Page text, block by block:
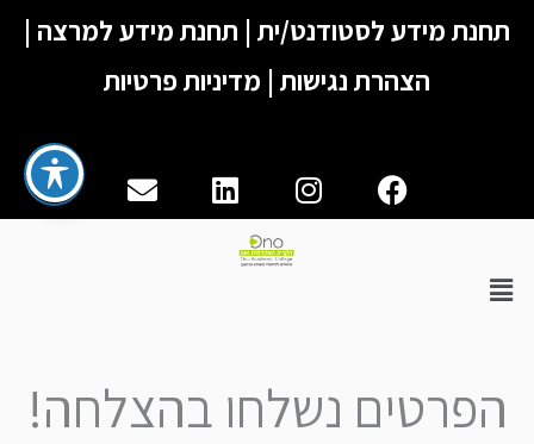
תחנת מידע לסטודנט/ית | תחנת מידע למרצה |
הצהרת נגישות | מדיניות פרטיות
Facebook
Instagram
Linkedin
Envelope
תפריט
הפרטים נשלחו בהצלחה!